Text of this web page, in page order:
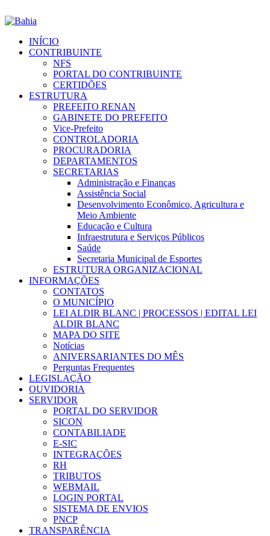
INÍCIO
CONTRIBUINTE
NFS
PORTAL DO CONTRIBUINTE
CERTIDÕES
ESTRUTURA
PREFEITO RENAN
GABINETE DO PREFEITO
Vice-Prefeito
CONTROLADORIA
PROCURADORIA
DEPARTAMENTOS
SECRETARIAS
Administração e Finanças
Assistência Social
Desenvolvimento Econômico, Agricultura e
Meio Ambiente
Educação e Cultura
Infraestrutura e Serviços Públicos
Saúde
Secretaria Municipal de Esportes
ESTRUTURA ORGANIZACIONAL
INFORMAÇÕES
CONTATOS
O MUNICÍPIO
LEI ALDIR BLANC | PROCESSOS | EDITAL LEI
ALDIR BLANC
MAPA DO SITE
Notícias
ANIVERSARIANTES DO MÊS
Perguntas Frequentes
LEGISLAÇÃO
OUVIDORIA
SERVIDOR
PORTAL DO SERVIDOR
SICON
CONTABILIADE
E-SIC
INTEGRAÇÕES
RH
TRIBUTOS
WEBMAIL
LOGIN PORTAL
SISTEMA DE ENVIOS
PNCP
TRANSPARÊNCIA